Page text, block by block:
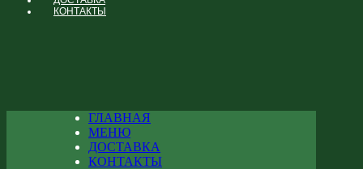
КОНТАКТЫ
ГЛАВНАЯ
МЕНЮ
ДОСТАВКА
КОНТАКТЫ